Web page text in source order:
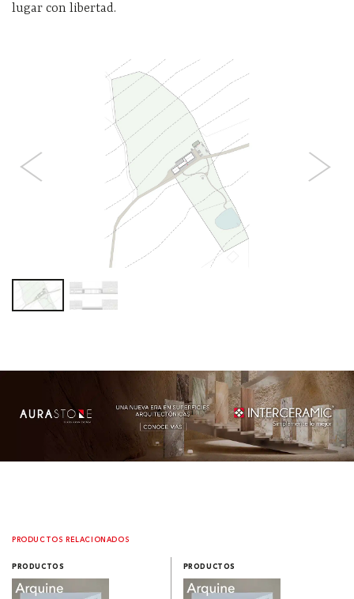
lugar con libertad.
PRODUCTOS RELACIONADOS
PRODUCTOS PRODUCTOS